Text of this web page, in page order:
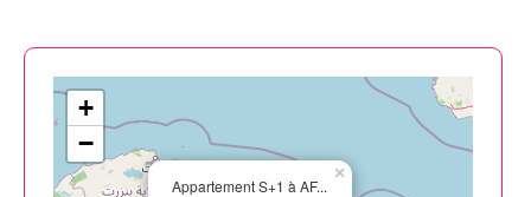
Appartement S+1 à AF...
×
+
−